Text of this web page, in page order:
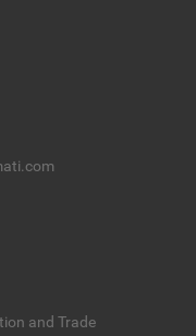
and Trade